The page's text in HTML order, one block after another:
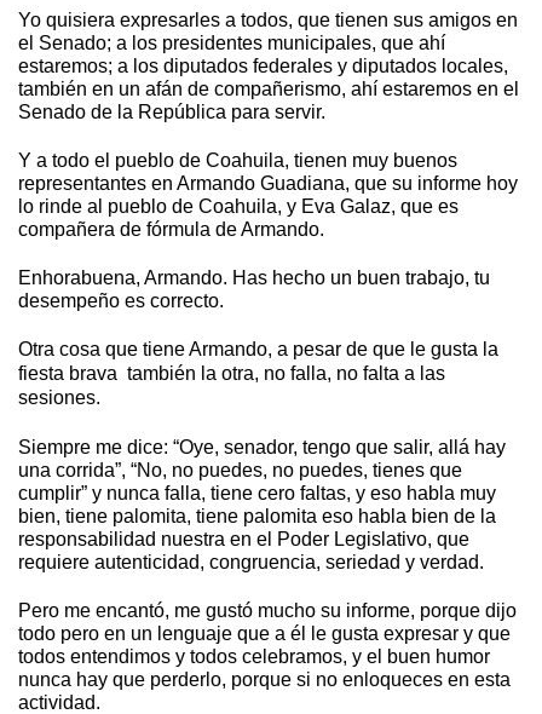
Yo quisiera expresarles a todos, que tienen sus amigos en
el Senado; a los presidentes municipales, que ahí
estaremos; a los diputados federales y diputados locales,
también en un afán de compañerismo, ahí estaremos en el
Senado de la República para servir.
Y a todo el pueblo de Coahuila, tienen muy buenos
representantes en Armando Guadiana, que su informe hoy
lo rinde al pueblo de Coahuila, y Eva Galaz, que es
compañera de fórmula de Armando.
Enhorabuena, Armando. Has hecho un buen trabajo, tu
desempeño es correcto.
Otra cosa que tiene Armando, a pesar de que le gusta la
fiesta brava también la otra, no falla, no falta a las
sesiones.
Siempre me dice: “Oye, senador, tengo que salir, allá hay
una corrida”, “No, no puedes, no puedes, tienes que
cumplir” y nunca falla, tiene cero faltas, y eso habla muy
bien, tiene palomita, tiene palomita eso habla bien de la
responsabilidad nuestra en el Poder Legislativo, que
requiere autenticidad, congruencia, seriedad y verdad.
Pero me encantó, me gustó mucho su informe, porque dijo
todo pero en un lenguaje que a él le gusta expresar y que
todos entendimos y todos celebramos, y el buen humor
nunca hay que perderlo, porque si no enloqueces en esta
actividad.